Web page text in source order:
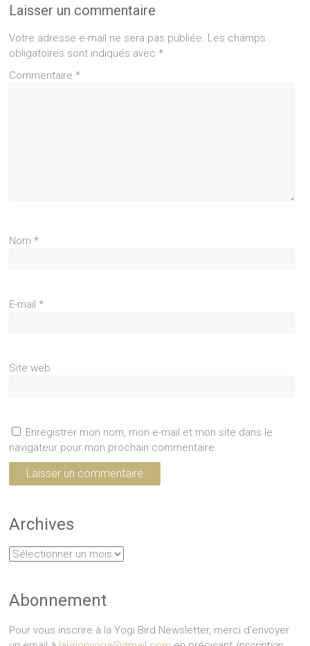
Laisser un commentaire
Votre adresse e-mail ne sera pas publiée. Les champs
obligatoires sont indiqués avec*
Commentaire*
Nom*
E-mail*
Site web
Enregistrer mon nom, mon e-mail et mon site dans le
navigateur pour mon prochain commentaire.
Archives
Archives
Abonnement
Pour vous inscrire à la Yogi Bird Newsletter, merci d'envoyer